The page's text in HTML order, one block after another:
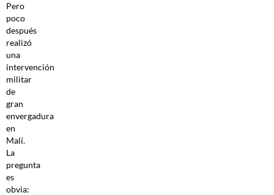
Pero
poco
después
realizó
una
intervención
militar
de
gran
envergadura
en
Malí.
La
pregunta
es
obvia: